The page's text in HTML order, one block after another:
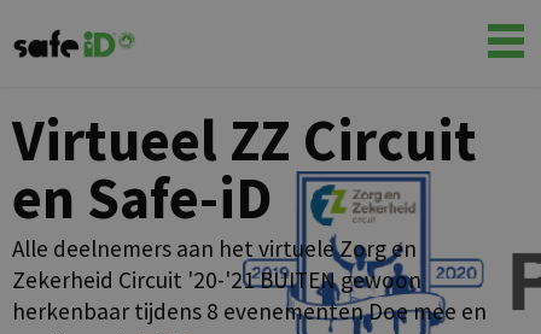
Virtueel ZZ Circuit
en Safe-iD
Alle deelnemers aan het virtueleZorg en
Zekerheid Circuit '20-'21BUITEN gewoon
herkenbaar tijdens 8 evenementenDoe mee en